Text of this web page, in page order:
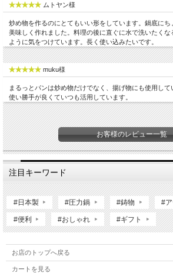
ムトヤン様
炒め物を作るのにとてもいい形をしています。鍋底にち
美味しく作れました。料理の後に直ぐに水で洗いたく
ように気をつけています。長く使い込みたいです。
muku様
まるっとパンは炒め物だけでなく、揚げ物にも使用して
使い勝手が良くていつも活用しています。
お客様のレビュー一覧
注目キーワード
#日本製 #圧力鍋 #鋳物 #
#便利 #おしゃれ #ギフト
お店のトップへ戻る
カートを見る